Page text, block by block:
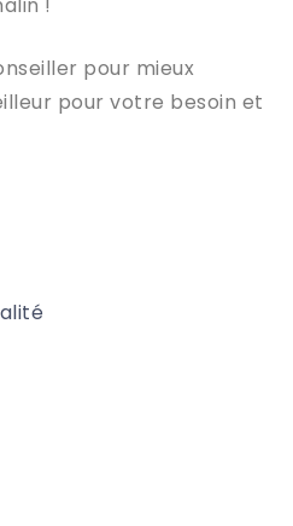
!
pour mieux
pour votre besoin et